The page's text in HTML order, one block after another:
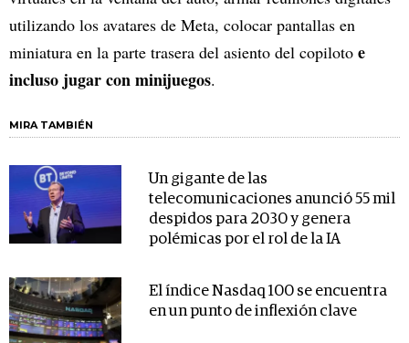
utilizando los avatares de Meta, colocar pantallas en
miniatura en la parte trasera del asiento del copiloto e
incluso jugar con minijuegos.
MIRA TAMBIÉN
Un gigante de las
telecomunicaciones anunció 55 mil
despidos para 2030 y genera
polémicas por el rol de la IA
El índice Nasdaq 100 se encuentra
en un punto de inflexión clave